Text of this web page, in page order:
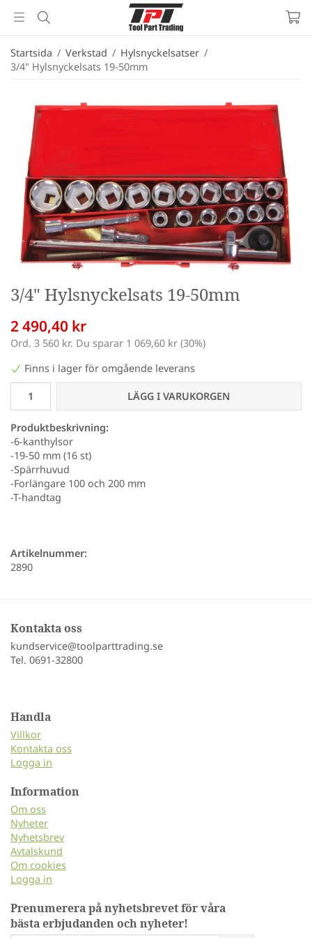
Startsida / Verkstad / Hylsnyckelsatser /
3/4" Hylsnyckelsats 19-50mm
3/4" Hylsnyckelsats 19-50mm
2 490,40 kr
Ord. 3 560 kr. Du sparar 1 069,60 kr (30%)
Finns i lager för omgående leverans
LÄGG I VARUKORGEN
Produktbeskrivning:
-6-kanthylsor
-19-50 mm (16 st)
-Spärrhuvud
-Forlängare 100 och 200 mm
-T-handtag
Artikelnummer:
2890
Kontakta oss
kundservice@toolparttrading.se
Tel. 0691-32800
Handla
Villkor
Kontakta oss
Logga in
Information
Om oss
Nyheter
Nyhetsbrev
Avtalskund
Om cookies
Logga in
Prenumerera på nyhetsbrevet för våra
bästa erbjudanden och nyheter!